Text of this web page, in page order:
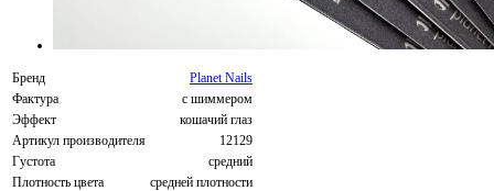
Бренд
Planet Nails
Фактура
с шиммером
Эффект
кошачий глаз
Артикул производителя
12129
Густота
средний
Плотность цвета
средней плотности